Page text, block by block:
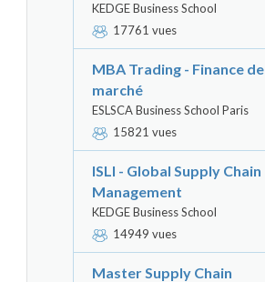
KEDGE Business School
17761 vues
MBA Trading - Finance de
marché
ESLSCA Business School Paris
15821 vues
ISLI - Global Supply Chain
Management
KEDGE Business School
14949 vues
Master Supply Chain